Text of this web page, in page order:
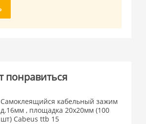
понравиться
Самоклеящийся кабельный зажим
д.16мм , площадка 20x20мм (100
шт) Cabeus ttb 15